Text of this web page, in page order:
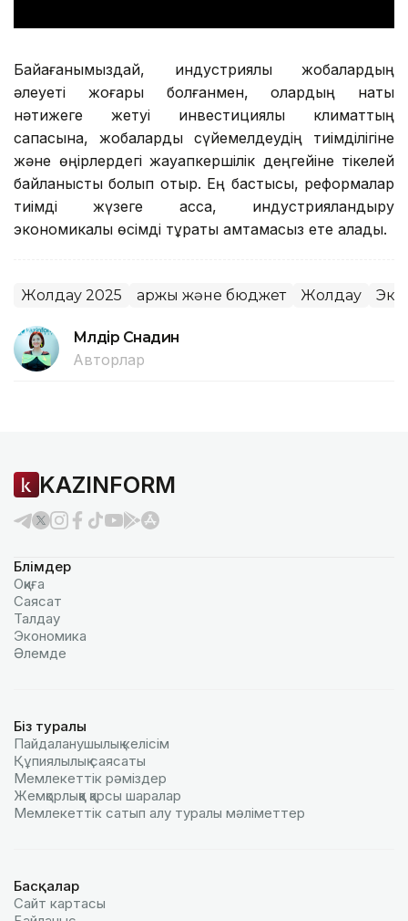
Байқағанымыздай, индустриялық жобалардың
әлеуеті жоғары болғанмен, олардың нақты
нәтижеге жетуі инвестициялық климаттың
сапасына, жобаларды сүйемелдеудің тиімділігіне
және өңірлердегі жауапкершілік деңгейіне тікелей
байланысты болып отыр. Ең бастысы, реформалар
тиімді жүзеге асса, индустрияландыру
экономикалық өсімді тұрақты қамтамасыз ете алады.
Жолдау 2025 Қаржы және бюджет Жолдау
Мөлдір Снадин
Авторлар
KAZINFORM
Бөлімдер
Оқиға
Саясат
Талдау
Экономика
Әлемде
Біз туралы
Пайдаланушылық келiciм
Құпиялылық саясаты
Мемлекеттік рәміздер
Жемқорлыққа қарсы шаралар
Мемлекеттік сатып алу туралы мәлiметтер
Басқалар
Сайт картасы